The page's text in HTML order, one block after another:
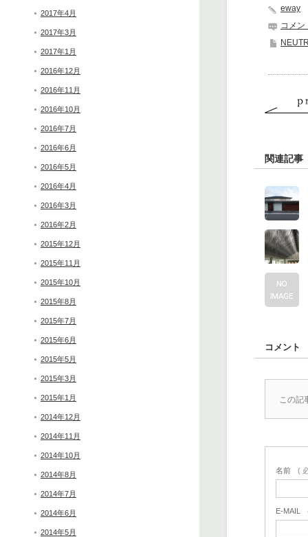
2017年4月
2017年3月
2017年1月
2016年12月
2016年11月
2016年10月
2016年7月
2016年6月
2016年5月
2016年4月
2016年3月
2016年2月
2015年12月
2015年11月
2015年10月
2015年8月
2015年7月
2015年6月
2015年5月
2015年3月
2015年1月
2014年12月
2014年11月
2014年10月
2014年8月
2014年7月
2014年6月
2014年5月
eway
コメン
関連記事
コメント
この記
名前 (
E-MAIL